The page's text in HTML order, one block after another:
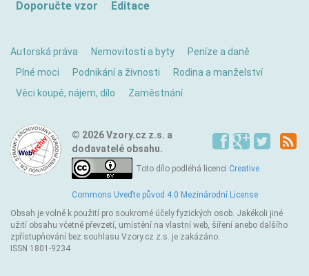
Doporučte vzor Editace
Autorská práva Nemovitosti a byty
Peníze a daně
Plné moci
Podnikání a živnosti
Rodina a manželství
Věci koupě, nájem, dílo
Zaměstnání
© 2026 Vzory.cz z.s. a
dodavatelé obsahu.
Toto dílo podléhá licenci Creative
Commons Uveďte původ 4.0 Mezinárodní License
Obsah je volně k použití pro soukromé účely fyzických osob. Jakékoli jiné
užití obsahu včetně převzetí, umístění na vlastní web, šíření anebo dalšího
zpřístupňování bez souhlasu Vzory.cz z.s. je zakázáno.
ISSN 1801-9234